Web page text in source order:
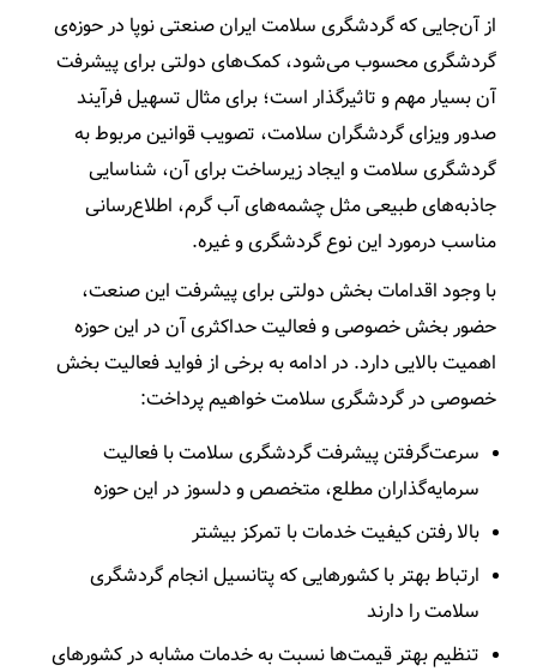
از آن‌جایی که گردشگری سلامت ایران صنعتی نوپا در حوزه‌ی
گردشگری محسوب می‌شود، کمک­‌های دولتی برای پیشرفت
آن بسیار مهم و تاثیرگذار است؛ برای مثال تسهیل فرآیند
صدور ویزای گردشگران سلامت، تصویب قوانین مربوط به
گردشگری سلامت و ایجاد زیرساخت برای آن، شناسایی
جاذبه‌­های طبیعی مثل چشمه‌های آب گرم، اطلاع­‌رسانی
مناسب درمورد این نوع گردشگری و غیره.
با وجود اقدامات بخش دولتی برای پیشرفت این صنعت،
حضور بخش خصوصی و فعالیت حداکثری آن در این حوزه
اهمیت بالایی دارد. در ادامه به برخی از فواید فعالیت بخش
خصوصی در گردشگری سلامت خواهیم پرداخت:
سرعت­‌گرفتن پیشرفت گردشگری سلامت با فعالیت
سرمایه‌گذاران مطلع، متخصص و دلسوز در این حوزه
بالا رفتن کیفیت خدمات با تمرکز بیشتر
ارتباط بهتر با کشورهایی که پتانسیل انجام گردشگری
سلامت را دارند
تنظیم بهتر قیمت­‌ها نسبت به خدمات مشابه در کشورهای